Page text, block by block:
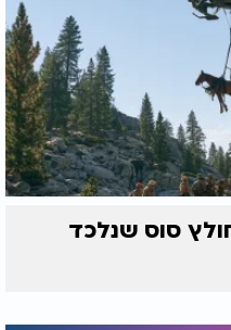
סוס שנלכד